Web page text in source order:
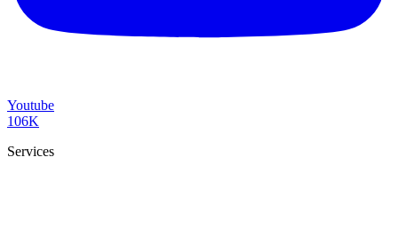
Youtube
106K
Services